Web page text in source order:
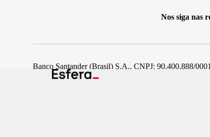
Nos siga nas
Banco Santander (Brasil) S.A., CNPJ: 90.400.888/